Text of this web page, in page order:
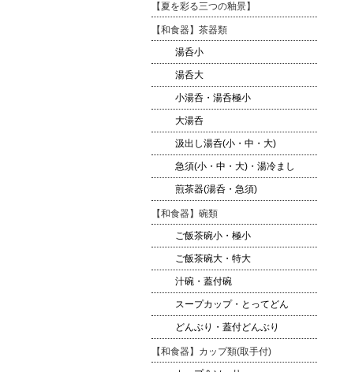
【夏を彩る三つの釉景】
【和食器】茶器類
湯呑小
湯呑大
小湯呑・湯呑極小
大湯呑
汲出し湯呑(小・中・大)
急須(小・中・大)・湯冷まし
煎茶器(湯呑・急須)
【和食器】碗類
ご飯茶碗小・極小
ご飯茶碗大・特大
汁碗・蓋付碗
スープカップ・とってどん
どんぶり・蓋付どんぶり
【和食器】カップ類(取手付)